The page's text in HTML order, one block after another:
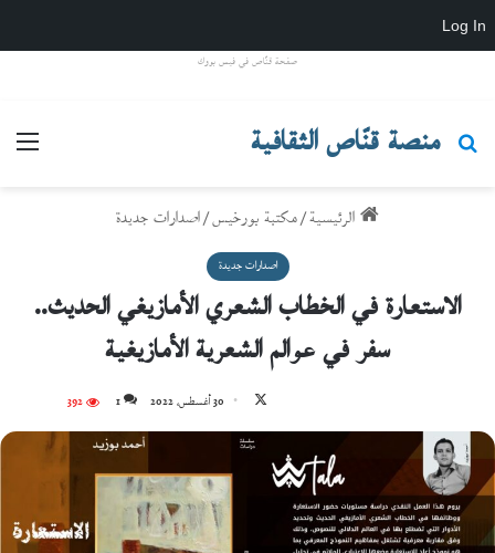
Log In
صفحة قنّاص في فيس بووك
منصة قنّاص الثقافية
بحث عن
الرئيسية/مكتبة بورخيس/اصدارات جديدة
اصدارات جديدة
الاستعارة في الخطاب الشعري الأمازيغي الحديث..
سفر في عوالم الشعرية الأمازيغية
على
X
30 أغسطس، 2022 1
392